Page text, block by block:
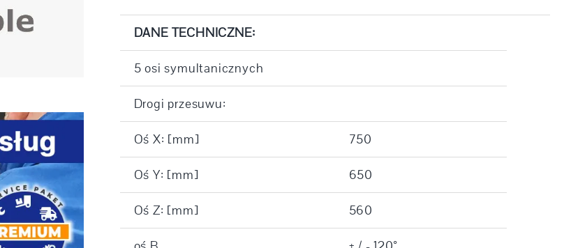
DANE TECHNICZNE:
5 osi symultanicznych
Drogi przesuwu:
Oś X: [mm] 750
Oś Y: [mm] 650
Oś Z: [mm] 560